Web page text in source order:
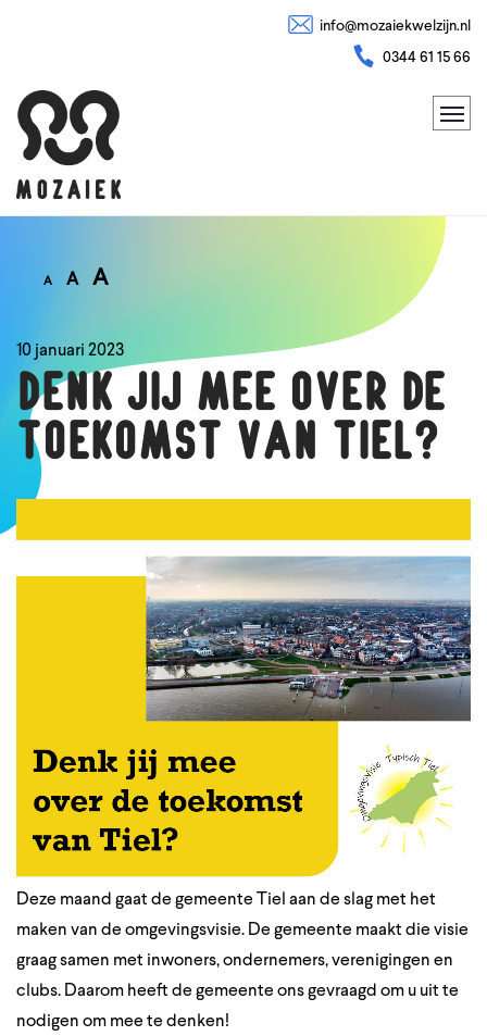
info@mozaiekwelzijn.nl
0344 61 15 66
A A A
10 januari 2023
Denk jij mee over de
toekomst van Tiel?
Deze maand gaat de gemeente Tiel aan de slag met het
maken van de omgevingsvisie. De gemeente maakt die visie
graag samen met inwoners, ondernemers, verenigingen en
clubs. Daarom heeft de gemeente ons gevraagd om u uit te
nodigen om mee te denken!